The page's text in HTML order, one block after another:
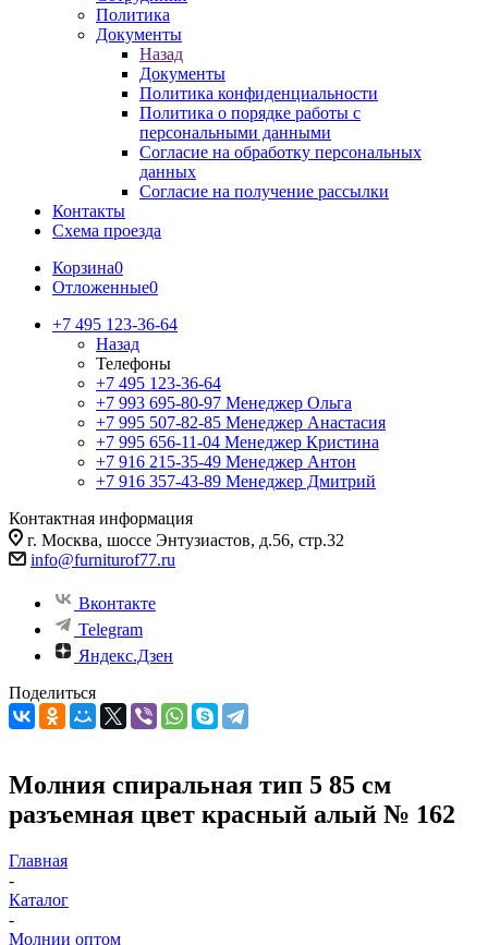
Политика
Документы
Назад
Документы
Политика конфиденциальности
Политика о порядке работы с
персональными данными
Согласие на обработку персональных
данных
Согласие на получение рассылки
Контакты
Схема проезда
Корзина0
Отложенные0
+7 495 123-36-64
Назад
Телефоны
+7 495 123-36-64
+7 993 695-80-97 Менеджер Ольга
+7 995 507-82-85 Менеджер Анастасия
+7 995 656-11-04 Менеджер Кристина
+7 916 215-35-49 Менеджер Антон
+7 916 357-43-89 Менеджер Дмитрий
Контактная информация
г. Москва, шоссе Энтузиастов, д.56, стр.32
info@furniturof77.ru
Вконтакте
Telegram
Яндекс.Дзен
Поделиться
Молния спиральная тип 5 85 см
разъемная цвет красный алый № 162
Главная
-
Каталог
-
Молнии оптом